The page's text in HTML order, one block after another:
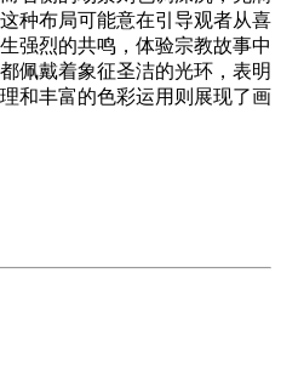
种布局可能意在引导观者从喜
强烈的共鸣，体验宗教故事中
佩戴着象征圣洁的光环，表明
和丰富的色彩运用则展现了画